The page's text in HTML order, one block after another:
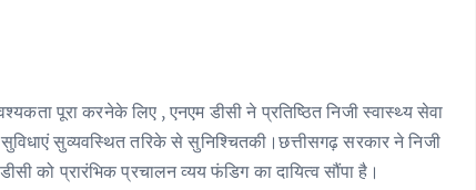
पूरा करनेके लिए , एनएम डीसी ने प्रतिष्ठित निजी स्वास्थ्य सेवा
सुव्‍यवस्थित तरिके से सुनिश्चितकी।छत्तीसगढ़ सरकार ने निजी
को प्रारंभिक प्रचालन व्यय फंडिग का दायित्‍व सौंपा है।